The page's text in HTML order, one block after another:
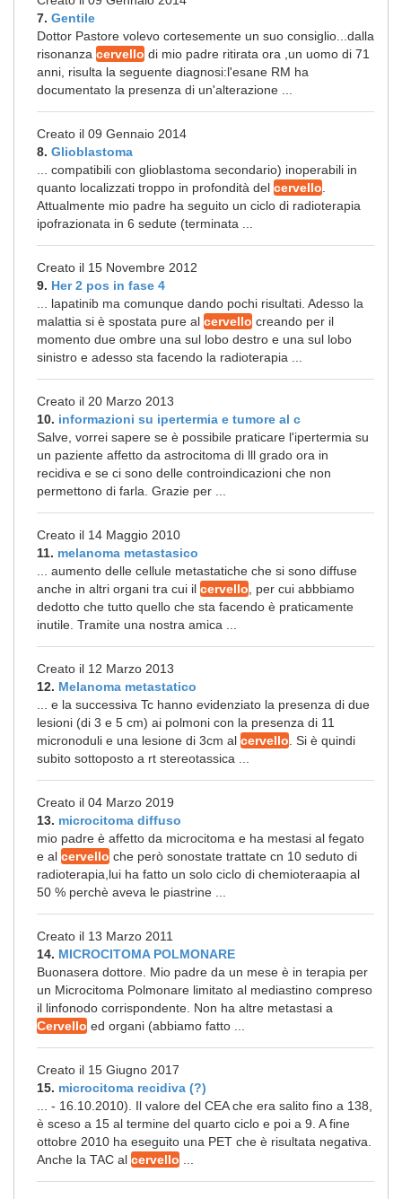
7. Gentile
Dottor Pastore volevo cortesemente un suo consiglio...dalla
risonanza cervello di mio padre ritirata ora ,un uomo di 71
anni, risulta la seguente diagnosi:l'esane RM ha
documentato la presenza di un'alterazione ...
Creato il 09 Gennaio 2014
8. Glioblastoma
... compatibili con glioblastoma secondario) inoperabili in
quanto localizzati troppo in profondità del cervello
Attualmente mio padre ha seguito un ciclo di radioterapia
ipofrazionata in 6 sedute (terminata ...
Creato il 15 Novembre 2012
9. Her 2 pos in fase 4
... lapatinib ma comunque dando pochi risultati. Adesso la
malattia si è spostata pure al cervello creando per il
momento due ombre una sul lobo destro e una sul lobo
sinistro e adesso sta facendo la radioterapia ...
Creato il 20 Marzo 2013
10. informazioni su ipertermia e tumore al c
Salve, vorrei sapere se è possibile praticare l'ipertermia su
un paziente affetto da astrocitoma di lll grado ora in
recidiva e se ci sono delle controindicazioni che non
permettono di farla. Grazie per ...
Creato il 14 Maggio 2010
11. melanoma metastasico
... aumento delle cellule metastatiche che si sono diffuse
anche in altri organi tra cui il cervello , per cui abbbiamo
dedotto che tutto quello che sta facendo è praticamente
inutile. Tramite una nostra amica ...
Creato il 12 Marzo 2013
12. Melanoma metastatico
... e la successiva Tc hanno evidenziato la presenza di due
lesioni (di 3 e 5 cm) ai polmoni con la presenza di 11
micronoduli e una lesione di 3cm al cervello . Si è quindi
subito sottoposto a rt stereotassica ...
Creato il 04 Marzo 2019
13. microcitoma diffuso
mio padre è affetto da microcitoma e ha mestasi al fegato
e al cervello che però sonostate trattate cn 10 seduto di
radioterapia,lui ha fatto un solo ciclo di chemioteraapia al
50 % perchè aveva le piastrine ...
Creato il 13 Marzo 2011
14. MICROCITOMA POLMONARE
Buonasera dottore. Mio padre da un mese è in terapia per
un Microcitoma Polmonare limitato al mediastino compreso
il linfonodo corrispondente. Non ha altre metastasi a
Cervello ed organi (abbiamo fatto ...
Creato il 15 Giugno 2017
15. microcitoma recidiva (?)
... - 16.10.2010). Il valore del CEA che era salito fino a 138,
è sceso a 15 al termine del quarto ciclo e poi a 9. A fine
ottobre 2010 ha eseguito una PET che è risultata negativa.
Anche la TAC al cervello